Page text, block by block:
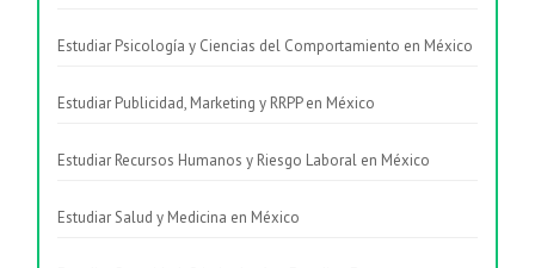
Estudiar Psicología y Ciencias del Comportamiento en México
Estudiar Publicidad, Marketing y RRPP en México
Estudiar Recursos Humanos y Riesgo Laboral en México
Estudiar Salud y Medicina en México